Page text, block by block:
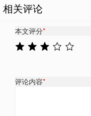
相关评论
本文评分*
评论内容*